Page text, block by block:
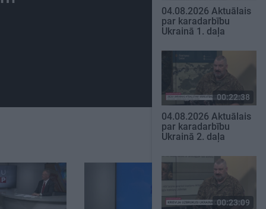
04.08.2026 Aktuālais
par karadarbību
Ukrainā 1. daļa
00:22:38
04.08.2026 Aktuālais
par karadarbību
Ukrainā 2. daļa
00:23:09